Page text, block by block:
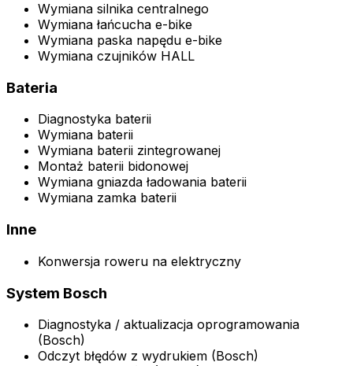
Wymiana silnika centralnego
Wymiana łańcucha e-bike
Wymiana paska napędu e-bike
Wymiana czujników HALL
Bateria
Diagnostyka baterii
Wymiana baterii
Wymiana baterii zintegrowanej
Montaż baterii bidonowej
Wymiana gniazda ładowania baterii
Wymiana zamka baterii
Inne
Konwersja roweru na elektryczny
System Bosch
Diagnostyka / aktualizacja oprogramowania
(Bosch)
Odczyt błędów z wydrukiem (Bosch)